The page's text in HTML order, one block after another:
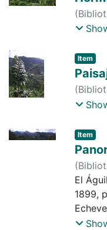
(
Item
(
Item
(
Borrero
El
1899,